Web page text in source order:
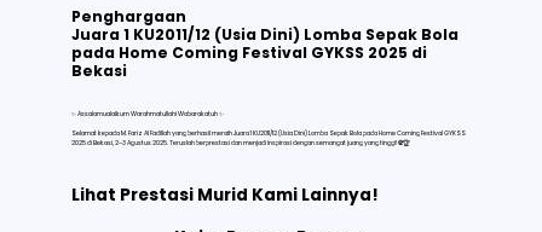
Lihat selengkapnya
Penghargaan
Juara 1 KU2011/12 (Usia Dini) Lomba Sepak Bola
pada Home Coming Festival GYKSS 2025 di
Bekasi
✨ Assalamualaikum Warahmatullahi Wabarakatuh ✨
Selamat kepada M. Fariz Al Fadillah yang berhasil meraih Juara 1 KU2011/12 (Usia Dini) Lomba Sepak Bola pada Home Coming Festival GYKSS
2025 di Bekasi, 2–3 Agustus 2025. Teruslah berprestasi dan menjadi inspirasi dengan semangat juang yang tinggi! ⚽🏆
Lihat Prestasi Murid Kami Lainnya!